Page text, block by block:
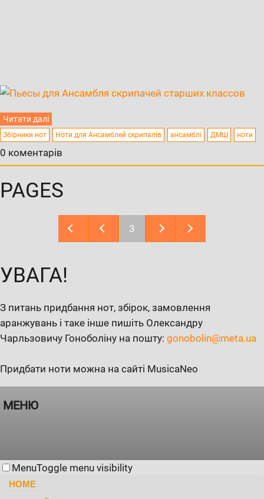
Читати далі
Збірники нот Ноти для Ансамблей скрипалів ансамблі ДМШ ноти
0 коментарів
PAGES
3
УВАГА!
З питань придбання нот, збірок, замовлення
аранжувань і таке інше пишіть Олександру
Чарльзовичу Гоноболіну на пошту: gonobolin@meta.ua
Придбати ноти можна на сайті MusicaNeo
МЕНЮ
MenuToggle menu visibility
HOME